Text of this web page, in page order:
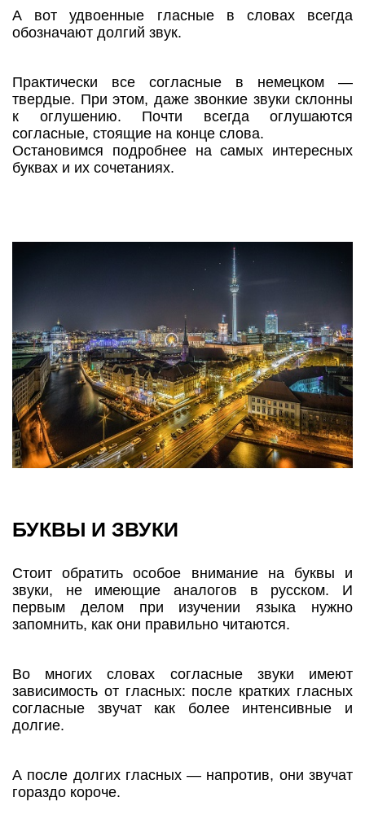
А вот удвоенные гласные в словах всегда
обозначают долгий звук.
Практически все согласные в немецком —
твердые. При этом, даже звонкие звуки склонны
к оглушению. Почти всегда оглушаются
согласные, стоящие на конце слова.
Остановимся подробнее на самых интересных
буквах и их сочетаниях.
БУКВЫ И ЗВУКИ
Стоит обратить особое внимание на буквы и
звуки, не имеющие аналогов в русском. И
первым делом при изучении языка нужно
запомнить, как они правильно читаются.
Во многих словах согласные звуки имеют
зависимость от гласных: после кратких гласных
согласные звучат как более интенсивные и
долгие.
А после долгих гласных — напротив, они звучат
гораздо короче.